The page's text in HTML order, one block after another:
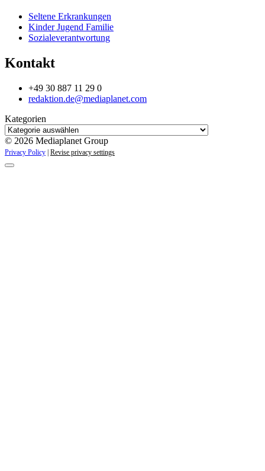
Seltene Erkrankungen
Kinder Jugend Familie
Sozialeverantwortung
Kontakt
+49 30 887 11 29 0
redaktion.de@mediaplanet.com
Kategorien
© 2026 Mediaplanet Group
Privacy Policy | Revise privacy settings